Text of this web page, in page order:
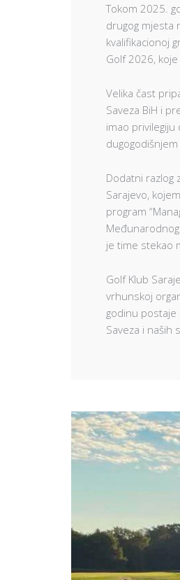
Tokom 2025.
drugog mjesta
kvalifikacionoj
Golf 2026,
Velika čast
Saveza BiH i
imao
Dodatni razlog
Sarajevo,
program
je time stekao
Golf Klub
vrhunskoj
godinu postaje
Saveza i naših